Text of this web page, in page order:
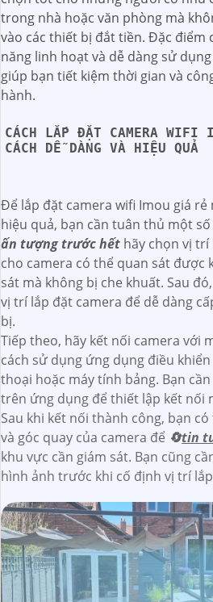
trong nhà hoặc văn phòng mà
vào các thiết bị đắt tiền. Đặc điểm
năng linh hoạt và dễ dàng sử
giúp bạn tiết kiệm thời gian và
hành.
CÁCH LẮP ĐẶT CAMERA WIFI
CÁCH DỄ DÀNG VÀ HIỆU QUẢ
Để lắp đặt camera wifi Imou giá rẻ
hiệu quả, bạn cần tuân thủ một
ấn tượng trước hết hãy chọn vị
cho camera có thể quan sát được
sát mà không bị che khuất. Sau
vị trí lắp đặt camera để dễ dàng
bị.
Tiếp theo, hãy kết nối camera với
cách sử dụng ứng dụng điều
thoại hoặc máy tính bảng. Bạn
trên ứng dụng để thiết lập kết nối
Sau khi kết nối thành công, bạn
và góc quay của camera để 🔄tin
khu vực cần giám sát. Bạn cũng
hình ảnh trước khi cố định vị trí